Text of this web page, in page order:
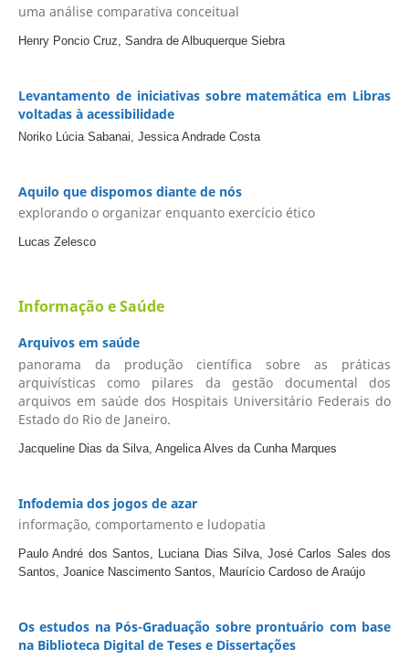
uma análise comparativa conceitual
Henry Poncio Cruz, Sandra de Albuquerque Siebra
Levantamento de iniciativas sobre matemática em Libras
voltadas à acessibilidade
Noriko Lúcia Sabanai, Jessica Andrade Costa
Aquilo que dispomos diante de nós
explorando o organizar enquanto exercício ético
Lucas Zelesco
Informação e Saúde
Arquivos em saúde
panorama da produção científica sobre as práticas
arquivísticas como pilares da gestão documental dos
arquivos em saúde dos Hospitais Universitário Federais do
Estado do Rio de Janeiro.
Jacqueline Dias da Silva, Angelica Alves da Cunha Marques
Infodemia dos jogos de azar
informação, comportamento e ludopatia
Paulo André dos Santos, Luciana Dias Silva, José Carlos Sales dos
Santos, Joanice Nascimento Santos, Maurício Cardoso de Araújo
Os estudos na Pós-Graduação sobre prontuário com base
na Biblioteca Digital de Teses e Dissertações